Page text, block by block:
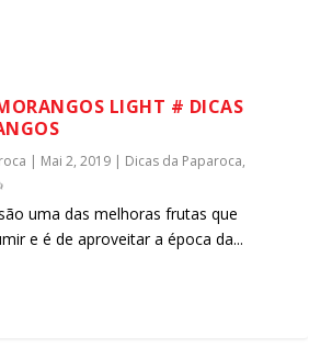
LIGHT # DICAS
| Mai 2, 2019 | Dicas da Paparoca,
uma das melhoras frutas que
e é de aproveitar a época da...